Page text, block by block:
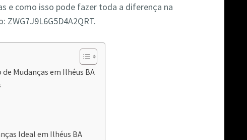
e como isso pode fazer toda a diferença na
Mudanças em Ilhéus BA
Ideal em Ilhéus BA